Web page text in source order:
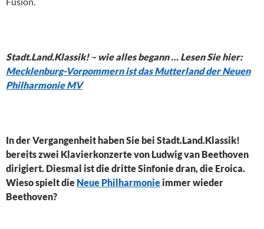
Stadt.Land.Klassik! – wie alles begann … Lesen Sie hier:
Mecklenburg-Vorpommern ist das Mutterland der Neuen
Philharmonie MV
In der Vergangenheit haben Sie bei Stadt.Land.Klassik!
bereits zwei Klavierkonzerte von Ludwig van Beethoven
dirigiert. Diesmal ist die dritte Sinfonie dran, die Eroica.
Wieso spielt die Neue Philharmonieimmer wieder
Beethoven?